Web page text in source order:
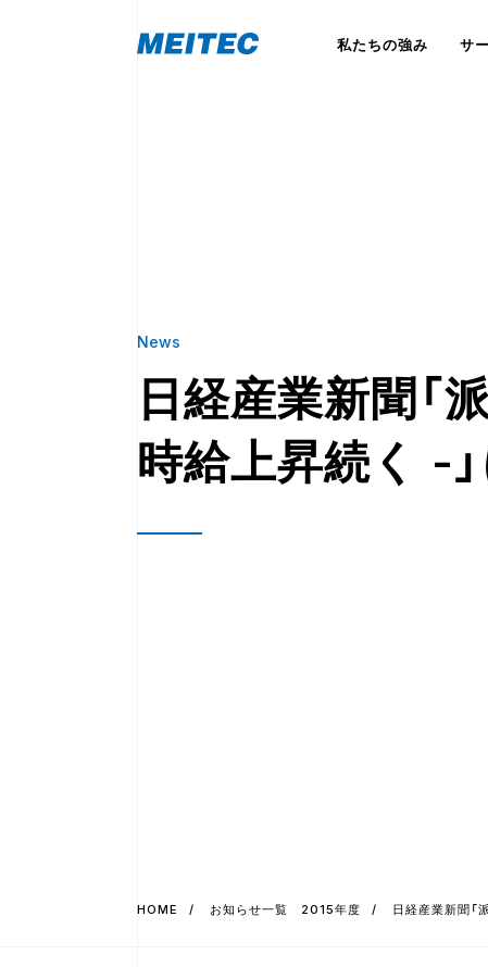
私たちの強み サ
News
日経産業新聞「
時給上昇続く -
HOME お知らせ一覧 2015年度 日経産業新聞「